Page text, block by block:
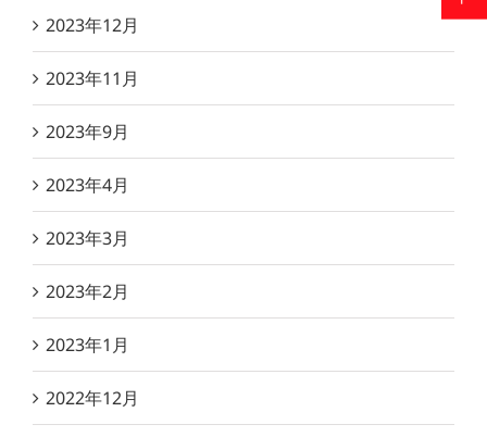
2023年12月
2023年11月
2023年9月
2023年4月
2023年3月
2023年2月
2023年1月
2022年12月